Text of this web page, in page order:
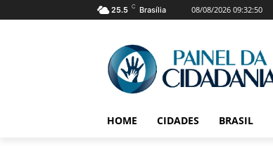
25.5 C Brasília 08/08/2026 09:32:50
HOME CIDADES BRASIL